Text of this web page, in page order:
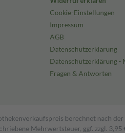
Cookie-Einstellungen
Impressum
AGB
Datenschutzerklärung
Datenschutzerklärung -
Fragen & Antworten
berechnet nach der
Mehrwertsteuer, ggf. zzgl. 3,95